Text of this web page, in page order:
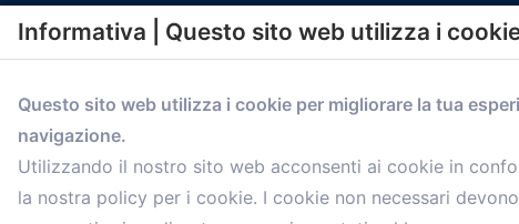
comunicazione@confartigianato.bo.it
Informativa | Questo sito web utilizza i
Questo sito web utilizza i cookie per migliorare la tua
navigazione.
Utilizzando il nostro sito web acconsenti ai cookie in
la nostra policy per i cookie. I cookie non necessari